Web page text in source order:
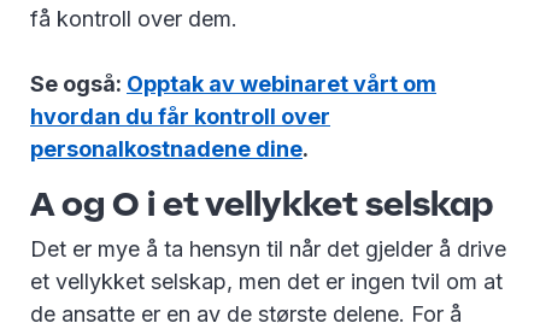
få kontroll over dem.
Se også: Opptak av webinaret vårt om
hvordan du får kontroll over
personalkostnadene dine.
A og O i et vellykket selskap
Det er mye å ta hensyn til når det gjelder å drive
et vellykket selskap, men det er ingen tvil om at
de ansatte er en av de største delene. For å